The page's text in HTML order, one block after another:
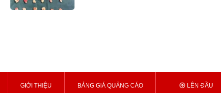
GIỚI THIỆU BẢNG GIÁ QUẢNG CÁO LÊN ĐẦU